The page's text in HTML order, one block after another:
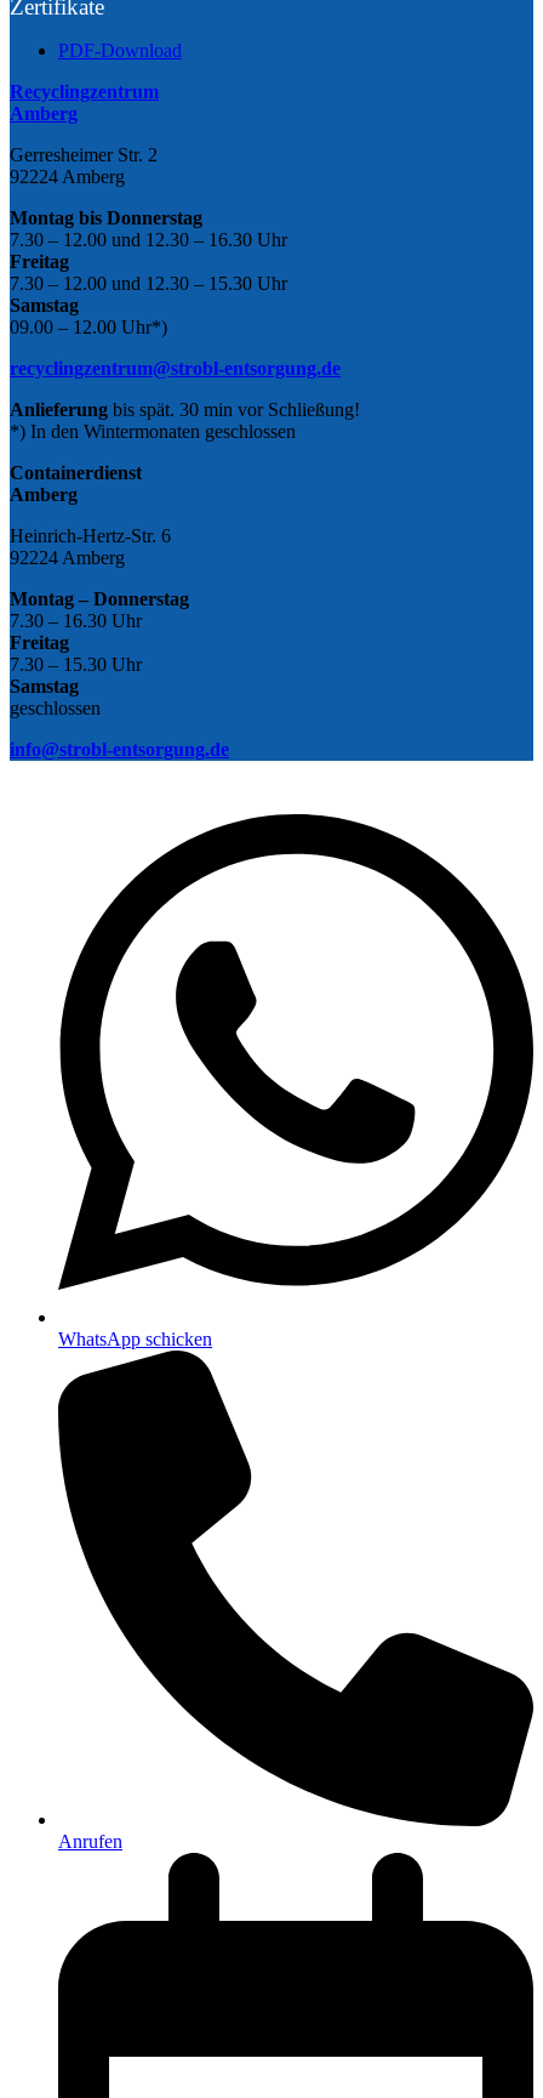
Zertifikate
PDF-Download
Recyclingzentrum
Amberg
Gerresheimer Str. 2
92224 Amberg
Montag bis Donnerstag
7.30 – 12.00 und 12.30 – 16.30 Uhr
Freitag
7.30 – 12.00 und 12.30 – 15.30 Uhr
Samstag
09.00 – 12.00 Uhr*)
recyclingzentrum@strobl-entsorgung.de
Anlieferung bis spät. 30 min vor Schließung!
*) In den Wintermonaten geschlossen
Containerdienst
Amberg
Heinrich-Hertz-Str. 6
92224 Amberg
Montag – Donnerstag
7.30 – 16.30 Uhr
Freitag
7.30 – 15.30 Uhr
Samstag
geschlossen
info@strobl-entsorgung.de
WhatsApp schicken
Anrufen